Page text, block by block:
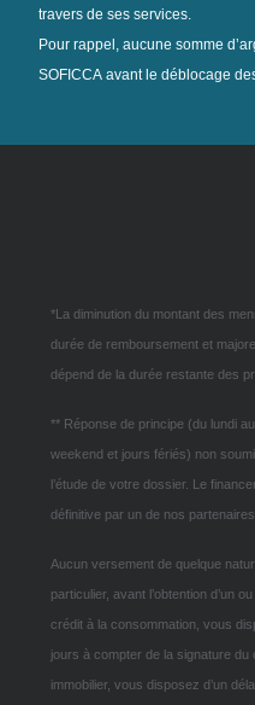
travers de ses services.
Pour rappel, aucune somme
SOFICCA avant le déblocage
*La diminution du montant des
durée de remboursement et
dépend de la durée restante des
** Réponse de principe (du lundi
weekend et jours fériés) non
l’étude de votre dossier. Le
définitive par un de nos
Aucun versement de quelque
particulier, avant l’obtention d’un
crédit à la consommation, vous
jours à compter de la signature
immobilier, vous disposez d’un